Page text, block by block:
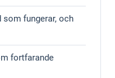
fungerar, och
fortfarande